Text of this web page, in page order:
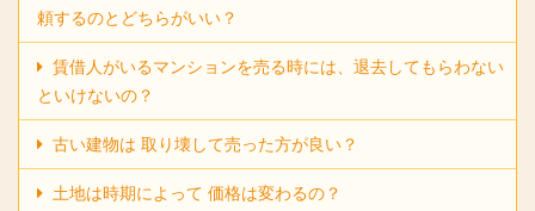
頼するのとどちらがいい？
賃借人がいるマンションを売る時には、退去してもらわない
といけないの？
古い建物は 取り壊して売った方が良い？
土地は時期によって 価格は変わるの？